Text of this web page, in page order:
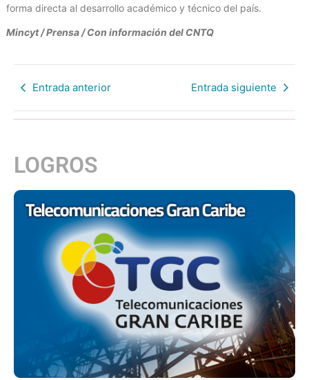
forma directa al desarrollo académico y técnico del país.
Mincyt / Prensa / Con información del CNTQ
Entrada anterior Entrada siguiente
LOGROS